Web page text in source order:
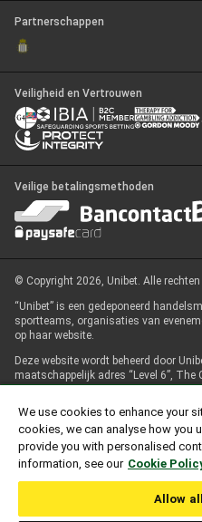
Partnerschappen
Veiligheid en Vertrouwen
Veilige betalingsmethoden
© Copyright 2026, Unibet. Alle rechten
“Unibet” is een gedeponeerd
sportteams, organisaties van
op haar website.
Deze website wordt beheerd door
maatschappelijk adres “Level 6”,
– Malta en door Unibet wedkantoor
De Belgische Kansspelcommissie,
van de Federale Overheidsdienst
vergunning naar Belgisch recht
weddenschappen in een
weddenschappen via
We use cookies to enhance your
cookies, we can analyse how you
provide you with personalised
information, see our Cookie
Allow